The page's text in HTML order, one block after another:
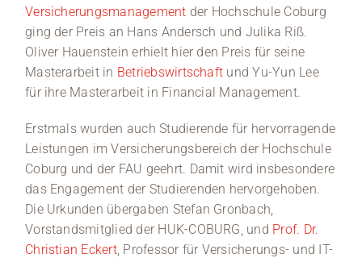
Versicherungsmanagement der Hochschule Coburg
ging der Preis an Hans Andersch und Julika Riß.
Oliver Hauenstein erhielt hier den Preis für seine
Masterarbeit in Betriebswirtschaft und Yu-Yun Lee
für ihre Masterarbeit in Financial Management.
Erstmals wurden auch Studierende für hervorragende
Leistungen im Versicherungsbereich der Hochschule
Coburg und der FAU geehrt. Damit wird insbesondere
das Engagement der Studierenden hervorgehoben.
Die Urkunden übergaben Stefan Gronbach,
Vorstandsmitglied der HUK-COBURG, und Prof. Dr.
Christian Eckert, Professor für Versicherungs- und IT-